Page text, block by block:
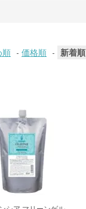
順 - 価格順 - 新着順